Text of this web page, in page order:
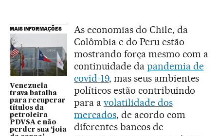
MAIS INFORMAÇÕES
Venezuela
trava batalha
para recuperar
títulos da
petroleira
PDVSA e não
perder sua ‘joia
As economias do Chile, da
Colômbia e do Peru estão
mostrando força mesmo com a
continuidade da pandemia de
covid-19, mas seus ambientes
políticos estão contribuindo
para a volatilidade dos
mercados, de acordo com
diferentes bancos de